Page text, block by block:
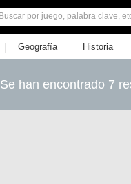
| Geografía | Historia |
Se han encontrado 7